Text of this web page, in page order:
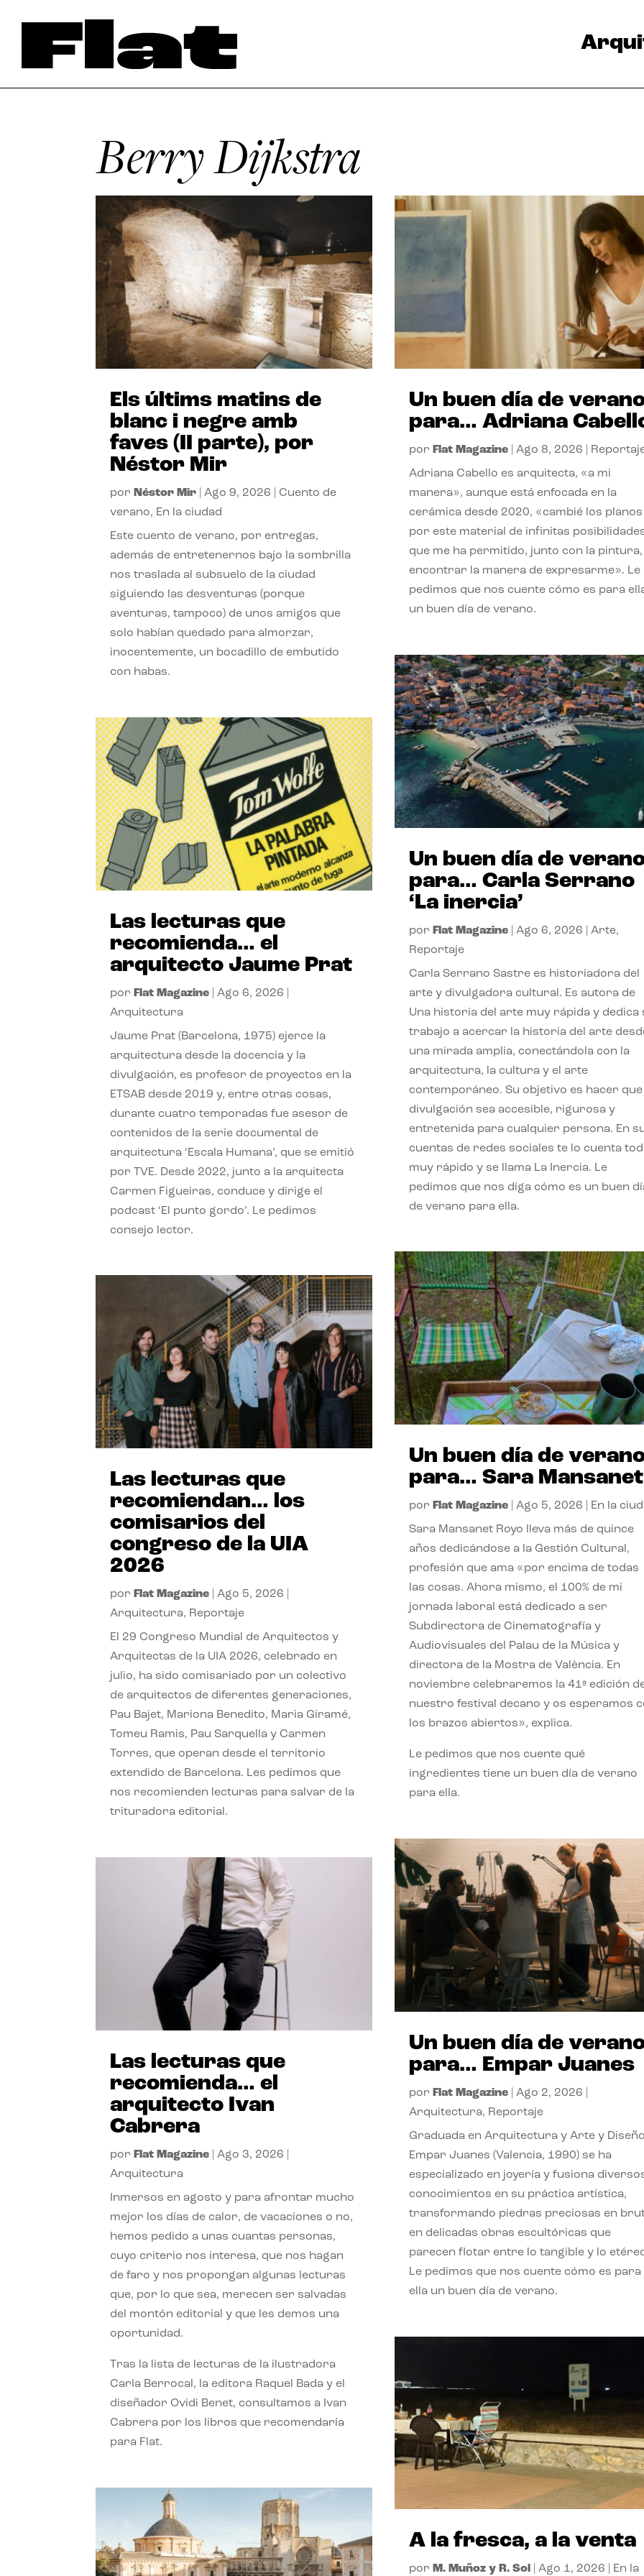
Berry Dijkstra
Els últims matins de
blanc i negre amb
faves (II parte), por
Néstor Mir
por Néstor Mir |Ago 9, 2026 |Cuento de
verano, En la ciudad
Este cuento de verano, por entregas,
además de entretenernos bajo la sombrilla
nos traslada al subsuelo de la ciudad
siguiendo las desventuras (porque
aventuras, tampoco) de unos amigos que
solo habían quedado para almorzar,
inocentemente, un bocadillo de embutido
con habas.
Las lecturas que
recomienda… el
arquitecto Jaume Prat
por Flat Magazine |Ago 6, 2026
Arquitectura
Jaume Prat (Barcelona, 1975) ejerce la
arquitectura desde la docencia y la
divulgación, es profesor de proyectos en la
ETSAB desde 2019 y, entre otras cosas,
durante cuatro temporadas fue asesor de
contenidos de la serie documental de
arquitectura ‘Escala Humana’, que se emitió
por TVE. Desde 2022, junto a la arquitecta
Carmen Figueiras, conduce y dirige el
podcast ‘El punto gordo’. Le pedimos
consejo lector.
Las lecturas que
recomiendan… los
comisarios del
congreso de la UIA
2026
por Flat Magazine |Ago 5, 2026
Arquitectura, Reportaje
El 29 Congreso Mundial de Arquitectos y
Arquitectas de la UIA 2026, celebrado en
julio, ha sido comisariado por un colectivo
de arquitectos de diferentes generaciones,
Pau Bajet, Mariona Benedito, Maria Giramé,
Tomeu Ramis, Pau Sarquella y Carmen
Torres, que operan desde el territorio
extendido de Barcelona. Les pedimos que
nos recomienden lecturas para salvar de la
trituradora editorial.
Las lecturas que
recomienda… el
arquitecto Ivan
Cabrera
por Flat Magazine |Ago 3, 2026
Arquitectura
Inmersos en agosto y para afrontar mucho
mejor los días de calor, de vacaciones o no,
hemos pedido a unas cuantas personas,
cuyo criterio nos interesa, que nos hagan
de faro y nos propongan algunas lecturas
que, por lo que sea, merecen ser salvadas
del montón editorial y que les demos una
oportunidad.
Tras la lista de lecturas de la ilustradora
Carla Berrocal, la editora Raquel Bada y el
diseñador Ovidi Benet, consultamos a Ivan
Cabrera por los libros que recomendaría
para Flat.
Un buen día de
para… Adriana
por Flat Magazine| Ago 8, 2026
Adriana Cabello es arquitecta, «a mi
manera», aunque está enfocada en la
cerámica desde 2020, «cambié los planos
por este material de infinitas
que me ha permitido, junto con la pintura,
encontrar la manera de expresarme». Le
pedimos que nos cuente cómo es para
un buen día de verano.
Un buen día de
para… Carla Serrano
‘La inercia’
por Flat Magazine| Ago 6, 2026 Arte,
Reportaje
Carla Serrano Sastre es historiadora del
arte y divulgadora cultural. Es autora de
Una historia del arte muy rápida y dedica
trabajo a acercar la historia del arte
una mirada amplia, conectándola con la
arquitectura, la cultura y el arte
contemporáneo. Su objetivo es hacer que
divulgación sea accesible, rigurosa y
entretenida para cualquier persona. En
cuentas de redes sociales te lo cuenta
muy rápido y se llama La Inercia. Le
pedimos que nos diga cómo es un buen
de verano para ella.
Un buen día de
para… Sara Mansanet
por Flat Magazine| Ago 5, 2026 En la
Sara Mansanet Royo lleva más de quince
años dedicándose a la Gestión Cultural,
profesión que ama «por encima de todas
las cosas. Ahora mismo, el 100% de mi
jornada laboral está dedicado a ser
Subdirectora de Cinematografía y
Audiovisuales del Palau de la Música y
directora de la Mostra de València. En
noviembre celebraremos la 41ª edición
nuestro festival decano y os esperamos
los brazos abiertos», explica.
Le pedimos que nos cuente qué
ingredientes tiene un buen día de verano
para ella.
Un buen día de
para… Empar Juanes
por Flat Magazine| Ago 2, 2026
Arquitectura, Reportaje
Graduada en Arquitectura y Arte y
Empar Juanes (Valencia, 1990) se ha
especializado en joyería y fusiona
conocimientos en su práctica artística,
transformando piedras preciosas en
en delicadas obras escultóricas que
parecen flotar entre lo tangible y lo
Le pedimos que nos cuente cómo es para
ella un buen día de verano.
A la fresca, a la venta
por M. Muñoz y R. Sol Ago 1, 2026 En la